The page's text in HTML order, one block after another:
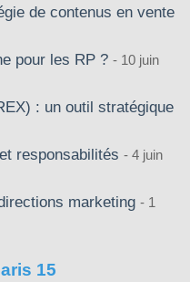
de contenus en vente
pour les RP ?
10 juin
: un outil stratégique
responsabilités
4 juin
marketing
1
15